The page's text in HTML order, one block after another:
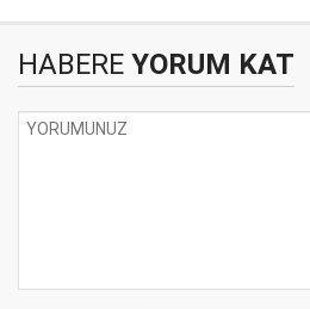
HABERE YORUM KAT